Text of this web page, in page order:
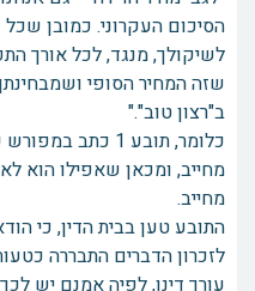
הסיכום העקרוני. כמובן
לשיקולך, מנגד, לכל אורך
שזה המחיר הסופי
ב"רצון טוב"."
כלומר, תובע 1
מחייב, ומכאן שאפילו הוא
מחייב.
התובע טען בבית הדין, כי
לזכרון הדברים התבררה
עורך דינו, לפיה אמנם יש